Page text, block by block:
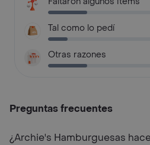
Tal como lo pedí
Otras razones
Preguntas frecuentes
¿Archie's Hamburguesas